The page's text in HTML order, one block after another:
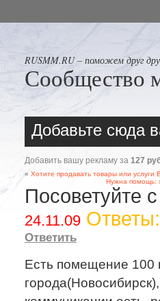
Сообщество
RUSMM.RU – поможем друг
Добавьте сюда
Добавить вашу рекламу за 127
« Хотите продавать товары или
Нужна помощь:
Посоветуйте
24.11.09
Ответить
Есть помещение 100